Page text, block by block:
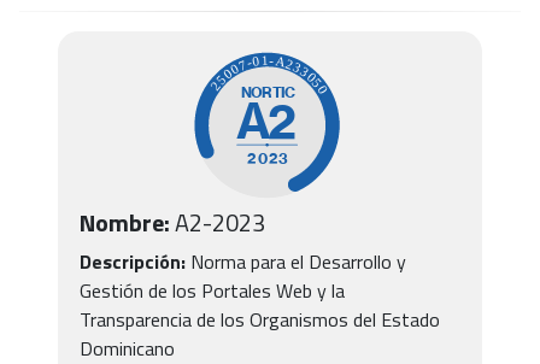
meteorológica trabaja con diferentes grupos de
los organismos de prevención, mitigación y
respuesta, medios de comunicación y la población
Nombre:A2-2023
Descripción: Norma para el Desarrollo y
Gestión de los Portales Web y la
Transparencia de los Organismos del Estado
Dominicano